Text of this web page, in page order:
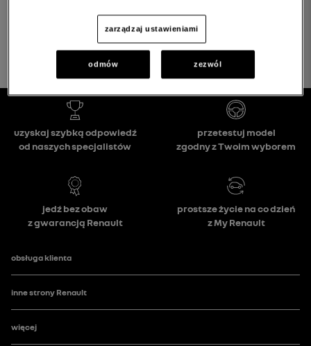
wróć na stronę główną
zarządzaj ustawieniami
odmów zezwól